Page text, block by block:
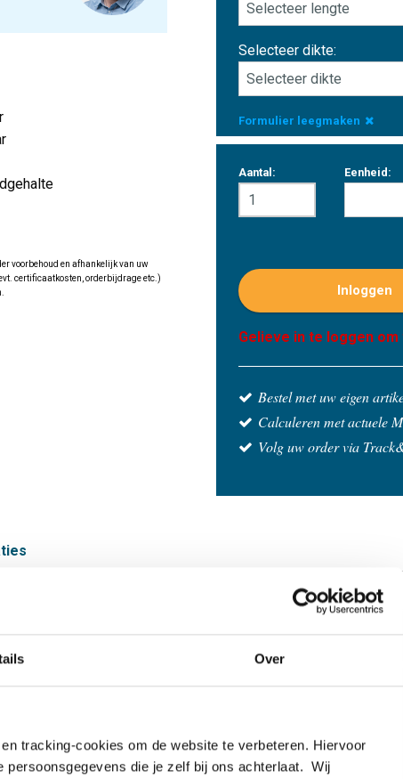
Over
tracking-cookies om de website te verbeteren. Hiervoor
die je zelf bij ons achterlaat. Wij
voorbehoud en afhankelijk van uw
certificaatkosten, orderbijdrage etc.)
Selecteer dikte:
Formulier leegmaken
Aantal: Eenheid:
Inloggen
Gelieve in te loggen
Bestel met uw eigen
Calculeren met actuele
Volg uw order via
2